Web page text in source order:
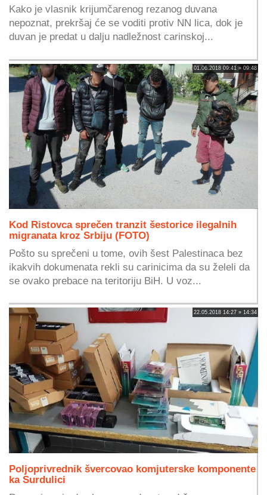
Kako je vlasnik krijumčarenog rezanog duvana
nepoznat, prekršaj će se voditi protiv NN lica, dok je
duvan je predat u dalju nadležnost carinskoj...
01.06.2018 09:41 » 09:48
Kod Ristovca sprečen tranzit šestorice ilegalnih
migranata kroz Srbiju (FOTO)
Pošto su sprečeni u tome, ovih šest Palestinaca bez
ikakvih dokumenata rekli su carinicima da su želeli da
se ovako prebace na teritoriju BiH. U voz...
22.05.2018 14:27 » 14:34
Poljoprivrednik švercovao komjuterske komponente
ka Surdulici